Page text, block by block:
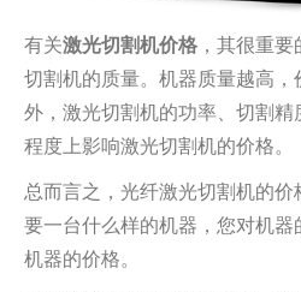
有关激光切割机价格 ，其很重
切割机的质量。机器质量越高
外，激光切割机的功率、切割
程度上影响激光切割机的价格。
总而言之，光纤激光切割机的
要一台什么样的机器，您对机
机器的价格。